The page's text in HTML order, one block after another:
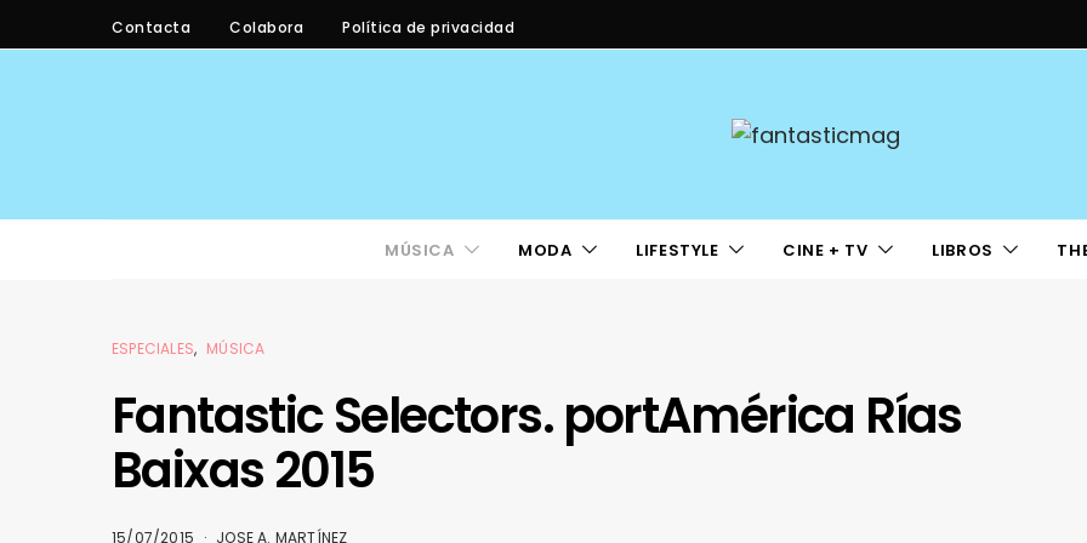
Contacta Colabora Política de privacidad
MÚSICA MODA LIFESTYLE CINE + TV LIBROS
ESPECIALES MÚSICA
Fantastic Selectors. portAmérica Rías
Baixas 2015
15/07/2015 JOSE A. MARTÍNEZ